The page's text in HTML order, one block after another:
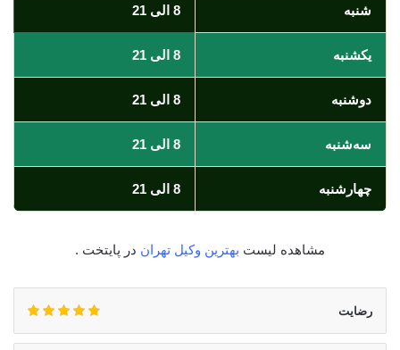
شنبه 8 الی 21
یکشنبه 8 الی 21
دوشنبه 8 الی 21
سه‌شنبه 8 الی 21
چهارشنبه 8 الی 21
مشاهده لیست بهترین وکیل تهران در پایتخت .
رضایت